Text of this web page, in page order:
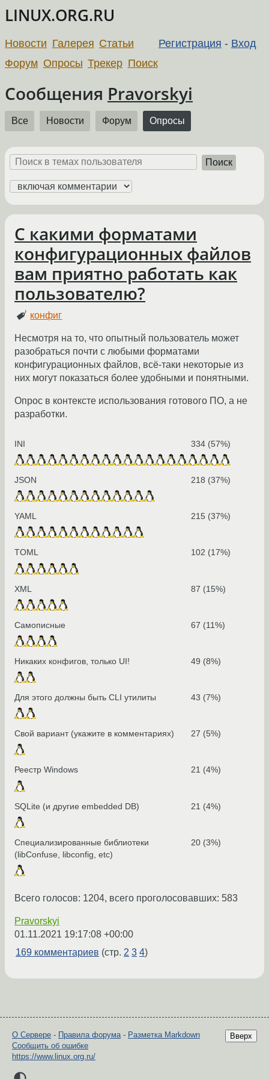
LINUX.ORG.RU
Регистрация - Вход
Новости Галерея Статьи
Форум Опросы Трекер Поиск
Сообщения Pravorskyi
Все Новости Форум Опросы
Поиск
С какими форматами
конфигурационных файлов
вам приятно работать как
пользователю?
конфиг
Несмотря на то, что опытный пользователь может
разобраться почти с любыми форматами
конфигурационных файлов, всё-таки некоторые из
них могут показаться более удобными и понятными.
Опрос в контексте использования готового ПО, а не
разработки.
INI 334 (57%)
JSON 218 (37%)
YAML 215 (37%)
TOML 102 (17%)
XML 87 (15%)
Самописные 67 (11%)
Никаких конфигов, только UI! 49 (8%)
Для этого должны быть CLI утилиты 43 (7%)
Свой вариант (укажите в комментариях) 27 (5%)
Реестр Windows 21 (4%)
SQLite (и другие embedded DB) 21 (4%)
Специализированные библиотеки
(libConfuse, libconfig, etc)
20 (3%)
Всего голосов: 1204, всего проголосовавших: 583
Pravorskyi
01.11.2021 19:17:08 +00:00
169 комментариев (стр. 2 3 4)
Вверх
О Сервере - Правила форума- Разметка Markdown
Сообщить об ошибке
https://www.linux.org.ru/